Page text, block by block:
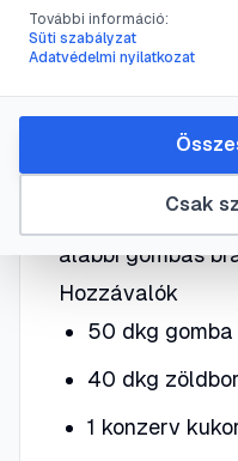
A brassói
amatőrök. De a
kihagyva is
használjuk a
alábbi gombás
Hozzávalók
50 dkg gomba
40 dkg
1 konzerv
További információ:
Süti szabályzat
Adatvédelmi nyilatkozat
Csak